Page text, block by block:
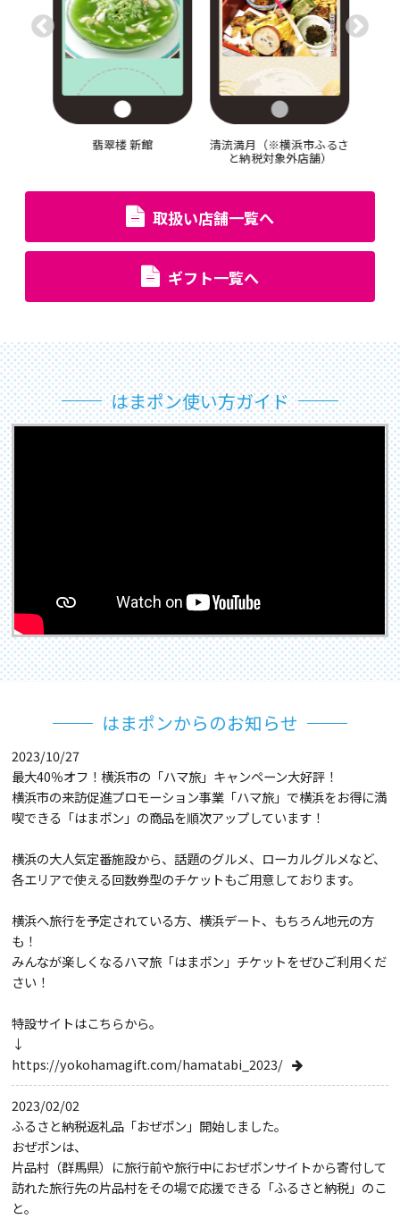
翡翠楼 新館 清流満月（※横浜市ふるさ
と納税対象外店舗）
取扱い店舗一覧へ
ギフト一覧へ
はまポン使い方ガイド
はまポンからのお知らせ
2023/10/27
最大40％オフ！横浜市の「ハマ旅」キャンペーン大好評！
横浜市の来訪促進プロモーション事業「ハマ旅」で横浜をお得に満
喫できる「はまポン」の商品を順次アップしています！
横浜の大人気定番施設から、話題のグルメ、ローカルグルメなど、
各エリアで使える回数券型のチケットもご用意しております。
横浜へ旅行を予定されている方、横浜デート、もちろん地元の方
も！
みんなが楽しくなるハマ旅「はまポン」チケットをぜひご利用くだ
さい！
特設サイトはこちらから。
↓
https://yokohamagift.com/hamatabi_2023/
2023/02/02
ふるさと納税返礼品「おぜポン」開始しました。
おぜポンは、
片品村（群馬県）に旅行前や旅行中におぜポンサイトから寄付して
訪れた旅行先の片品村をその場で応援できる「ふるさと納税」のこ
と。